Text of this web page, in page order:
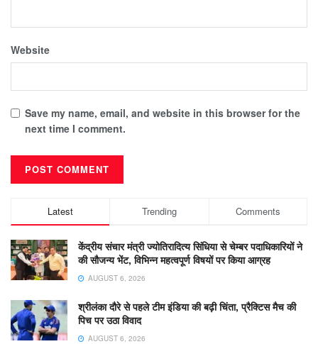
Website
Save my name, email, and website in this browser for the
next time I comment.
Latest Trending Comments
केंद्रीय संचार मंत्री ज्योतिरादित्य सिंधिया से चेम्बर पदाधिकारियों ने
की सौजन्य भेंट, विभिन्न महत्वपूर्ण विषयों पर किया आग्रह
AUGUST 6, 2026
श्रीलंका दौरे से पहले टीम इंडिया की बढ़ी चिंता, प्रैक्टिस मैच की
पिच पर उठा विवाद
AUGUST 6, 2026